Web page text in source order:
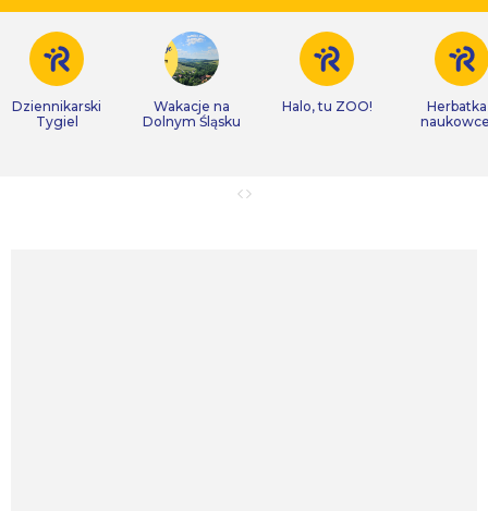
Dziennikarski
Tygiel
Wakacje na
Dolnym Śląsku
Halo, tu ZOO!